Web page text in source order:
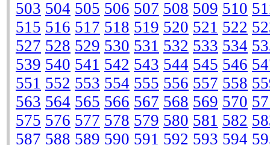
503 504 505 506 507 508 509 510
515 516 517 518 519 520 521 522
527 528 529 530 531 532 533 534
539 540 541 542 543 544 545 546
551 552 553 554 555 556 557 558
563 564 565 566 567 568 569 570
575 576 577 578 579 580 581 582
587 588 589 590 591 592 593 594